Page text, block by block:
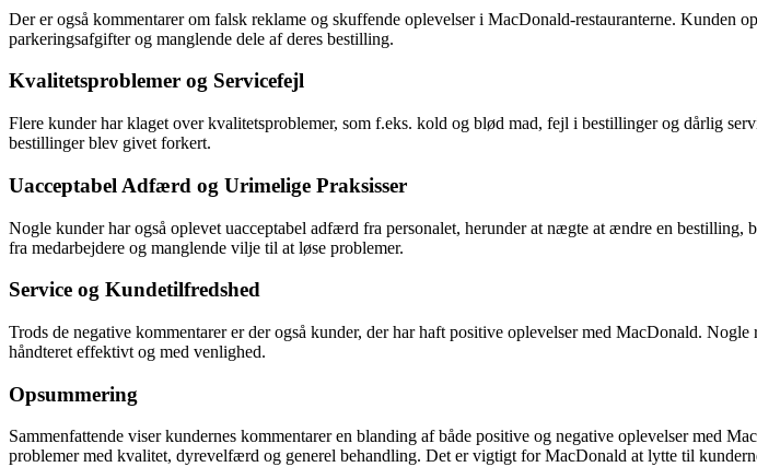
Der er også kommentarer om falsk reklame og skuffende oplevelser i MacDonald-restauranterne. Kunden
parkeringsafgifter og manglende dele af deres bestilling.
Kvalitetsproblemer og Servicefejl
Flere kunder har klaget over kvalitetsproblemer, som f.eks. kold og blød mad, fejl i bestillinger og dårlig
bestillinger blev givet forkert.
Uacceptabel Adfærd og Urimelige Praksisser
Nogle kunder har også oplevet uacceptabel adfærd fra personalet, herunder at nægte at ændre en
fra medarbejdere og manglende vilje til at løse problemer.
Service og Kundetilfredshed
Trods de negative kommentarer er der også kunder, der har haft positive oplevelser med MacDonald.
håndteret effektivt og med venlighed.
Opsummering
Sammenfattende viser kundernes kommentarer en blanding af både positive og negative oplevelser med
problemer med kvalitet, dyrevelfærd og generel behandling. Det er vigtigt for MacDonald at lytte til